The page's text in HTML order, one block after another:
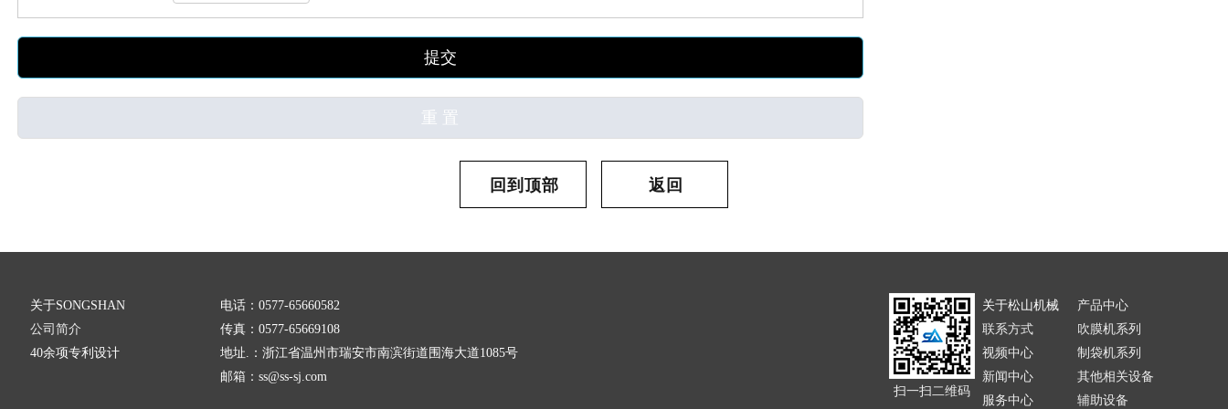
提交
回到顶部 返回
关于SONGSHAN
公司简介
40余项专利设计
电话：0577-65660582
传真：0577-65669108
地址.：浙江省温州市瑞安市南滨街道围海大道1085号
邮箱：ss@ss-sj.com
扫一扫二维码
关于松山机械
联系方式
视频中心
新闻中心
服务中心
产品中心
吹膜机系列
制袋机系列
其他相关设备
辅助设备